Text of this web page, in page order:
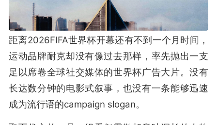
距离2026FIFA世界杯开幕还有不到一个月时间，
运动品牌耐克却没有像过去那样，率先抛出一支
足以席卷全球社交媒体的世界杯广告大片。没有
长达数分钟的电影式叙事，也没有一条能够迅速
成为流行语的campaign slogan。